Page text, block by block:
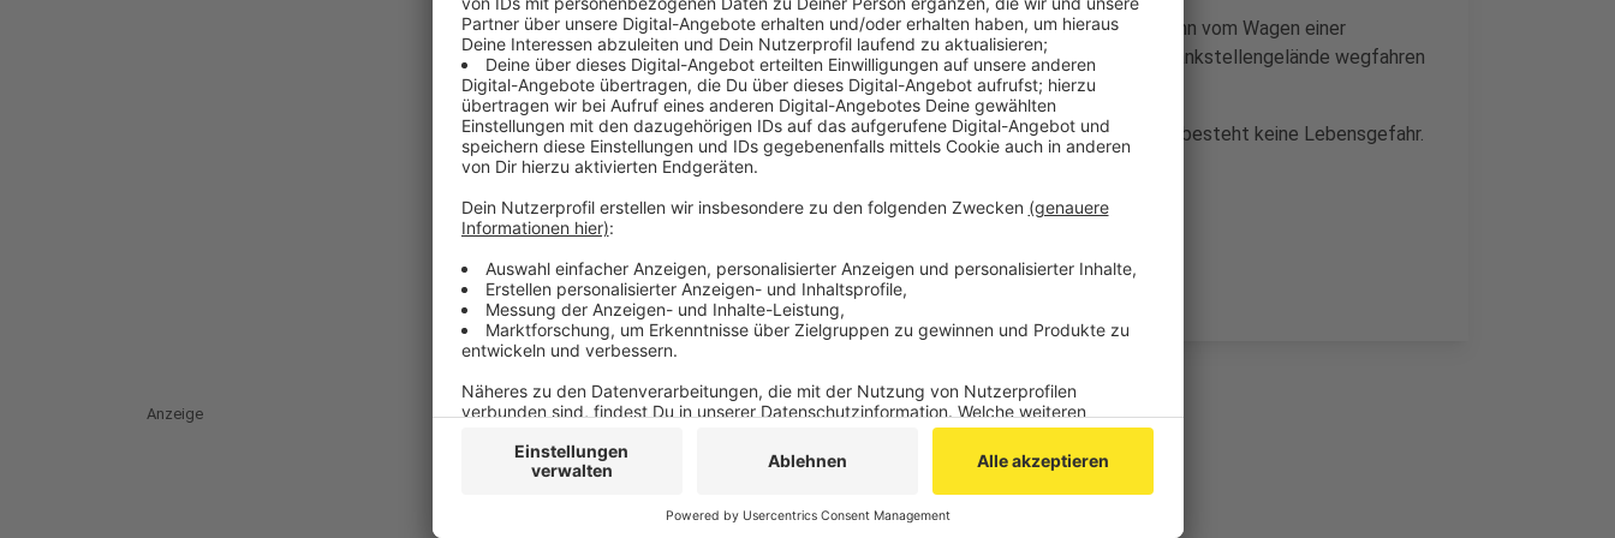
Das Mädchen ist auf seinem Rad stadtauswärts gefahren und dann vom Wagen einer
Autofahrerin erfasst worden, die in dem Moment vom dortigen Tankstellengelände wegfahren
wollte und das Mädchen übersehen hat.
Das Mädchen ist in die Uniklinik gebracht worden, laut der Polizei besteht keine Lebensgefahr.
(Foto: Symbolbild)
Anzeige